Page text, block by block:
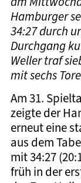
Hamburger
34:27 durch
Durchgang
Weller traf
mit sechs
Am 31.
zeigte der
erneut eine
aus dem
mit 34:27
früh in der